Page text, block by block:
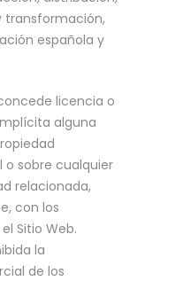
transformación,
española y
licencia o
alguna
sobre cualquier
relacionada,
con los
Sitio Web.
la
de los